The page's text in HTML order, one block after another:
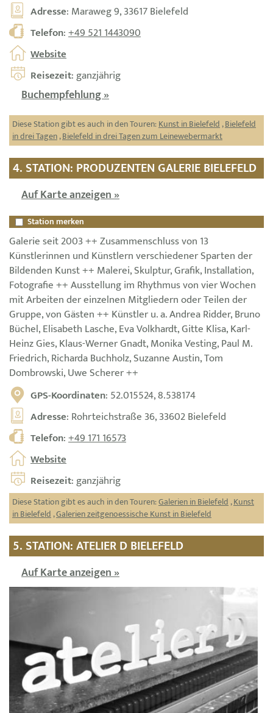
Adresse: Maraweg 9, 33617 Bielefeld
Telefon:+49 521 1443090
Website
Reisezeit: ganzjährig
Buchempfehlung »
Diese Station gibt es auch in den Touren:Kunst in Bielefeld ,Bielefeld
in drei Tagen,Bielefeld in drei Tagen zum Leinewebermarkt
4. STATION: PRODUZENTEN GALERIE BIELEFELD
Auf Karte anzeigen »
Station merken
Galerie seit 2003 ++ Zusammenschluss von 13
Künstlerinnen und Künstlern verschiedener Sparten der
Bildenden Kunst ++ Malerei, Skulptur, Grafik, Installation,
Fotografie ++ Ausstellung im Rhythmus von vier Wochen
mit Arbeiten der einzelnen Mitgliedern oder Teilen der
Gruppe, von Gästen ++ Künstler u. a. Andrea Ridder, Bruno
Büchel, Elisabeth Lasche, Eva Volkhardt, Gitte Klisa, Karl-
Heinz Gies, Klaus-Werner Gnadt, Monika Vesting, Paul M.
Friedrich, Richarda Buchholz, Suzanne Austin, Tom
Dombrowski, Uwe Scherer ++
GPS-Koordinaten: 52.015524, 8.538174
Adresse: Rohrteichstraße 36, 33602 Bielefeld
Telefon:+49 171 16573
Website
Reisezeit: ganzjährig
Diese Station gibt es auch in den Touren:Galerien in Bielefeld ,Kunst
in Bielefeld ,Galerien zeitgenoessische Kunst in Bielefeld
5. STATION: ATELIER D BIELEFELD
Auf Karte anzeigen »